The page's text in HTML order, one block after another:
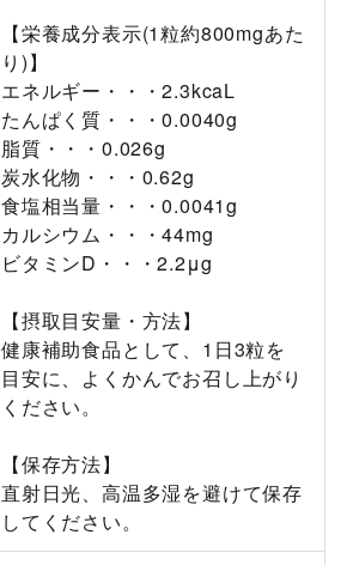
【栄養成分表示(1粒約800mgあた
り)】
エネルギー・・・2.3kcaL
たんぱく質・・・0.0040g
脂質・・・0.026g
炭水化物・・・0.62g
食塩相当量・・・0.0041g
カルシウム・・・44mg
ビタミンD・・・2.2μg
【摂取目安量・方法】
健康補助食品として、1日3粒を
目安に、よくかんでお召し上がり
ください。
【保存方法】
直射日光、高温多湿を避けて保存
してください。